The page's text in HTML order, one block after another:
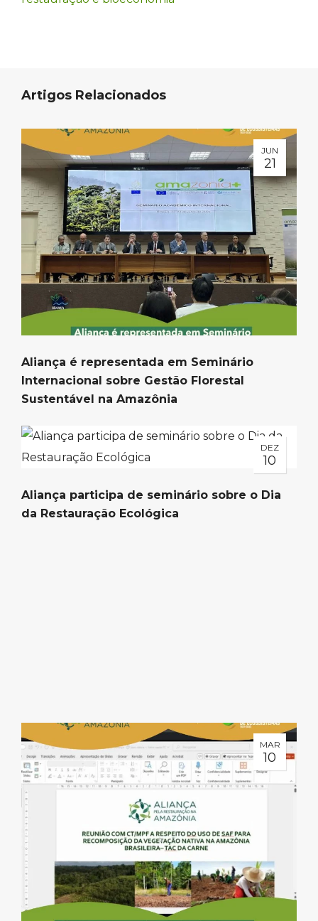
Artigos Relacionados
JUN
21
Aliança é representada em Seminário
Internacional sobre Gestão Florestal
Sustentável na Amazônia
DEZ
10
Aliança participa de seminário sobre o Dia
da Restauração Ecológica
MAR
10